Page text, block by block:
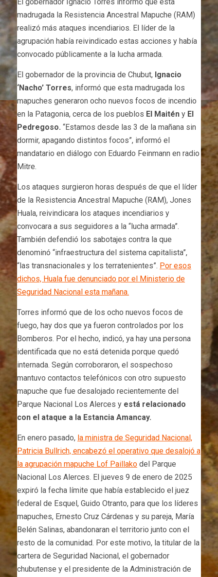
madrugada la Resistencia Ancestral Mapuche (RAM)
realizó más ataques incendiarios. El líder de la
agrupación había reivindicado estas acciones y había
convocado públicamente a la lucha armada.
El gobernador de la provincia de Chubut, Ignacio
‘Nacho’ Torres, informó que esta madrugada los
mapuches generaron ocho nuevos focos de incendio
en la Patagonia, cerca de los pueblos El Maitén y El
Pedregoso. “Estamos desde las 3 de la mañana sin
dormir, apagando distintos focos”, informó el
mandatario en diálogo con Eduardo Feinmann en radio
Mitre.
Los ataques surgieron horas después de que el líder
de la Resistencia Ancestral Mapuche (RAM), Jones
Huala, reivindicara los ataques incendiarios y
convocara a sus seguidores a la “lucha armada”.
También defendió los sabotajes contra la que
denominó “infraestructura del sistema capitalista”,
“las transnacionales y los terratenientes”. Por esos
dichos, Huala fue denunciado por el Ministerio de
Seguridad Nacional esta mañana.
Torres informó que de los ocho nuevos focos de
fuego, hay dos que ya fueron controlados por los
Bomberos. Por el hecho, indicó, ya hay una persona
identificada que no está detenida porque quedó
internada. Según corroboraron, el sospechoso
mantuvo contactos telefónicos con otro supuesto
mapuche que fue desalojado recientemente del
Parque Nacional Los Alerces y está relacionado
con el ataque a la Estancia Amancay.
En enero pasado, la ministra de Seguridad Nacional,
Patricia Bullrich, encabezó el operativo que desalojó a
la agrupación mapuche Lof Paillako del Parque
Nacional Los Alerces. El jueves 9 de enero de 2025
expiró la fecha límite que había establecido el juez
federal de Esquel, Guido Otranto, para que los líderes
mapuches, Ernesto Cruz Cárdenas y su pareja, María
Belén Salinas, abandonaran el territorio junto con el
resto de la comunidad. Por este motivo, la titular de la
cartera de Seguridad Nacional, el gobernador
chubutense y el presidente de la Administración de